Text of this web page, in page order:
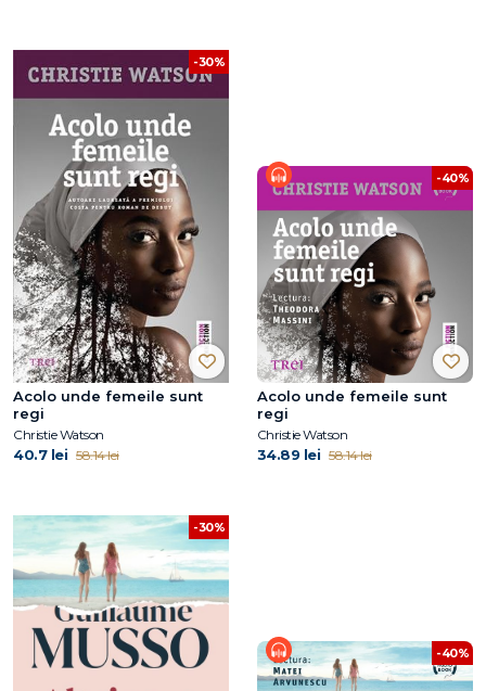
-30%
Acolo unde femeile sunt
regi
Christie Watson
40.7 lei 58.14 lei
-40%
Acolo unde femeile sunt
regi
Christie Watson
34.89 lei 58.14 lei
-30%
-40%